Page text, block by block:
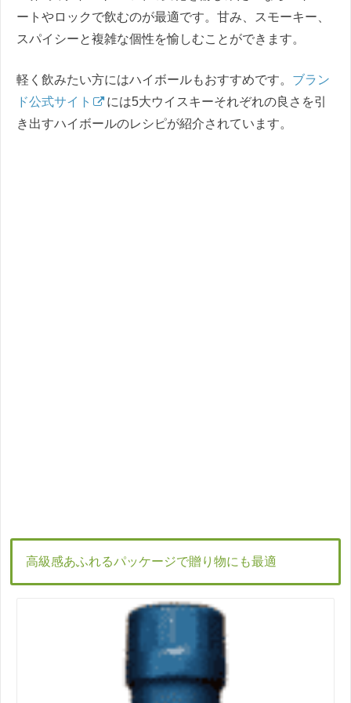
ートやロックで飲むのが最適です。甘み、スモーキー、
スパイシーと複雑な個性を愉しむことができます。
軽く飲みたい方にはハイボールもおすすめです。 ブラン
ド公式サイト
には5大ウイスキーそれぞれの良さを引
き出すハイボールのレシピが紹介されています。
高級感あふれるパッケージで贈り物にも最適